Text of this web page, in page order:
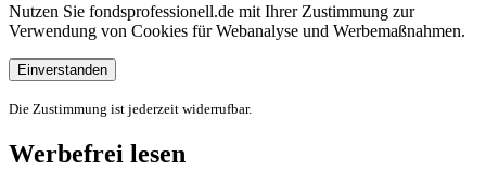
Nutzen Sie fondsprofessionell.de mit Ihrer Zustimmung zur
Verwendung von Cookies für Webanalyse und Werbemaßnahmen.
Einverstanden
Die Zustimmung ist jederzeit widerrufbar.
Werbefrei lesen